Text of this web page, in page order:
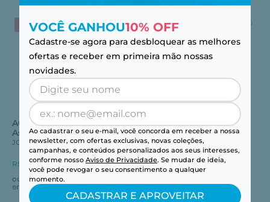
LEVE 4 PAGUE 3
ACUVUE® OASYS 1-Day For
Astigmatism 30
JOHNSON AND JOHNSON
R$ 302,01no pix -5%
ou R$ 317,91
em até6xR$ 52,98
LEVE 4 PAGUE 3
1-Day ACUVUE® Moist For
Astigmatism 30
JOHNSON AND JOHNSON
R$ 282,97 no pix -5 %
em até5xR$ 59,57
VOCÊ GANHOU10% OFF
Cadastre-se agora para desbloquear as melhores
ofertas e receber em primeira mão nossas
novidades.
Ao cadastrar o seu e-mail, você concorda em receber a nossa
newsletter, com ofertas exclusivas, novas coleções,
campanhas, e conteúdos personalizados aos seus interesses,
conforme nosso Aviso de Privacidade. Se mudar de ideia,
você pode revogar o seu consentimento a qualquer
momento.
CADASTRAR E APROVEITAR